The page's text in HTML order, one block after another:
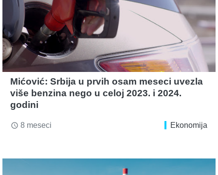
Mićović: Srbija u prvih osam meseci uvezla
više benzina nego u celoj 2023. i 2024.
godini
access_time 8 meseci Ekonomija